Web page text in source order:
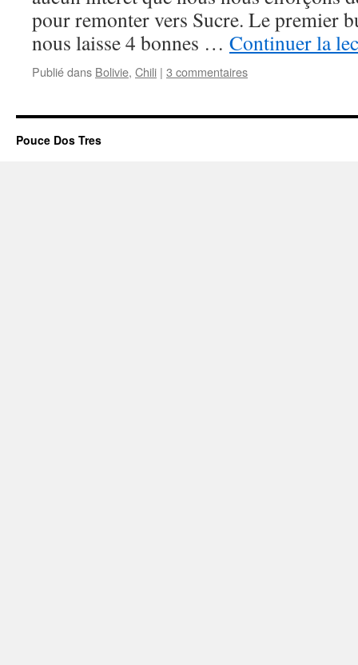
pour remonter vers Sucre. Le premier
nous laisse 4 bonnes … Continuer la
Publié dans Bolivie, Chili | 3 commentaires
Pouce Dos Tres